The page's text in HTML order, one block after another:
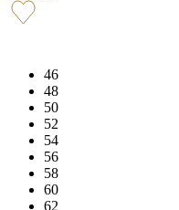
46
48
50
52
54
56
58
60
62